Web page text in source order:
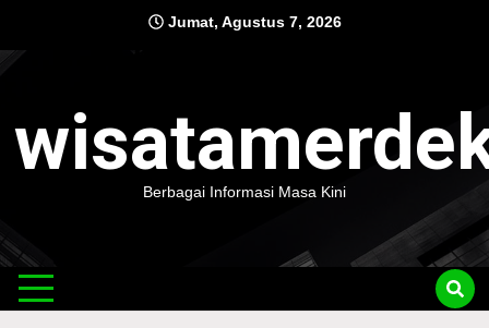
content
Jumat, Agustus 7, 2026
Berbagai Informasi Masa Kini